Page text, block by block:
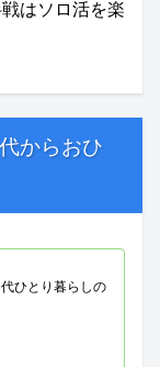
はソロ活を楽
からおひ
ひとり暮らしの